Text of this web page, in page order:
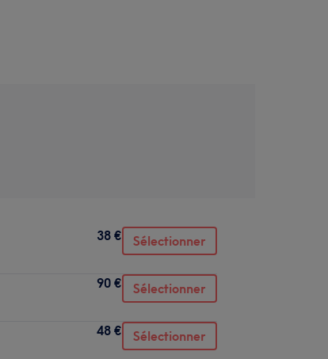
38 € Sélectionner
90 € Sélectionner
48 € Sélectionner